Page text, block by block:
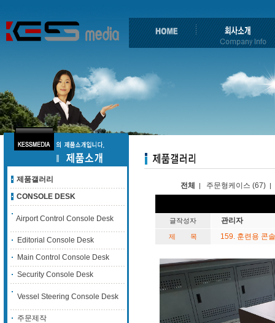
제품갤러리
CONSOLE DESK
Airport Control Console Desk
Editorial Console Desk
Main Control Console Desk
Security Console Desk
Vessel Steering Console Desk
주문제작
전체 | 주문형케이스 (67)|
글작성자 관리자
제 목 159. 훈련용 콘